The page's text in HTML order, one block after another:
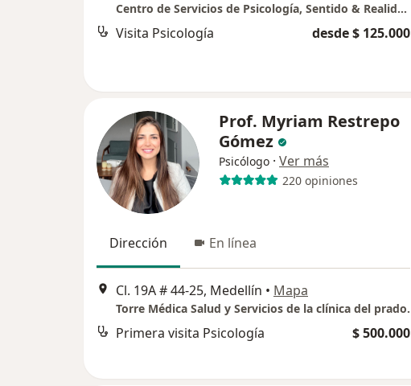
Centro de Servicios de Psicología, Sentido & Realidad
Visita Psicología desde $ 125.000
Prof. Myriam Restrepo
Gómez
Psicólogo · Ver más
220 opiniones
Dirección En línea
Cl. 19A # 44-25, Medellín • Mapa
Torre Médica Salud y Servicios de la clínica del prado.
Primera visita Psicología $ 500.000